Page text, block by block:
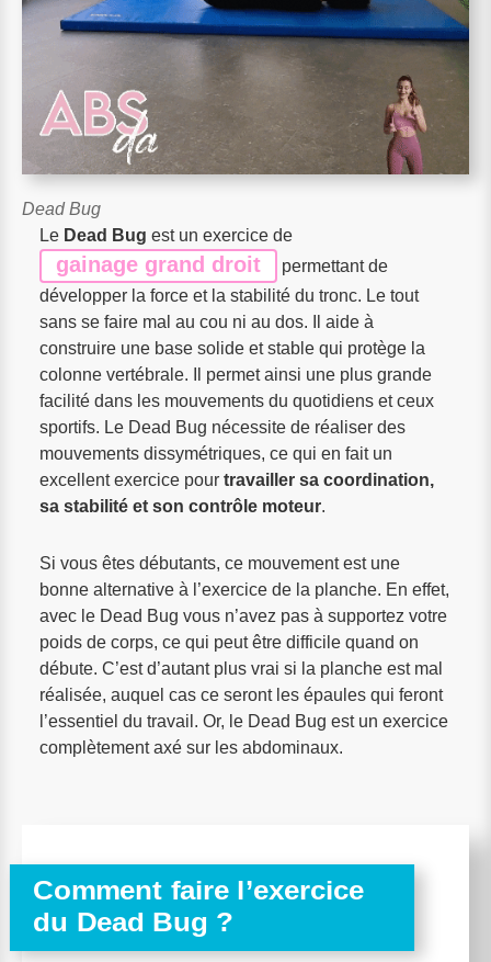
Dead Bug
Le Dead Bug est un exercice de
gainage grand droit
permettant de
développer la force et la stabilité du tronc. Le tout
sans se faire mal au cou ni au dos. Il aide à
construire une base solide et stable qui protège la
colonne vertébrale. Il permet ainsi une plus grande
facilité dans les mouvements du quotidiens et ceux
sportifs. Le Dead Bug nécessite de réaliser des
mouvements dissymétriques, ce qui en fait un
excellent exercice pour travailler sa coordination,
sa stabilité et son contrôle moteur.
Si vous êtes débutants, ce mouvement est une
bonne alternative à l’exercice de la planche. En effet,
avec le Dead Bug vous n’avez pas à supportez votre
poids de corps, ce qui peut être difficile quand on
débute. C’est d’autant plus vrai si la planche est mal
réalisée, auquel cas ce seront les épaules qui feront
l’essentiel du travail. Or, le Dead Bug est un exercice
complètement axé sur les abdominaux.
Comment faire l’exercice
du Dead Bug ?